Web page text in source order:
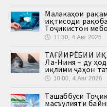
Малакаҳои
иқтисоди
Тоҷикистон
🕔 11:30, 4.Авг 2026
ТАҒЙИРЁБИИ
Ла-Ниня – ду
иқлими ҷаҳон
🕔 10:00, 4.Авг 2026
Ташаббуси
масъулияти